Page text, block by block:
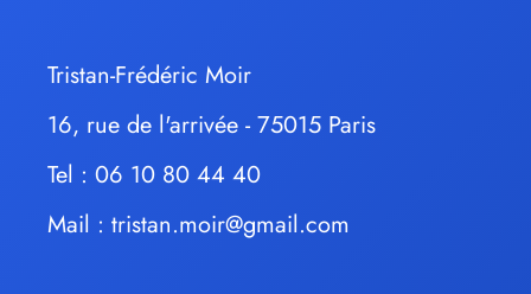
Tristan-Frédéric Moir
16, rue de l'arrivée - 75015 Paris
Tel : 06 10 80 44 40
Mail : tristan.moir@gmail.com